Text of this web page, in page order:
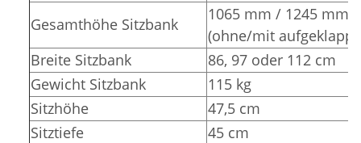
Gesamthöhe Sitzbank
1065 mm / 1245 mm
(ohne/mit
Breite Sitzbank
86, 97 oder 112 cm
Gewicht Sitzbank
115 kg
Sitzhöhe
47,5 cm
Sitztiefe
45 cm